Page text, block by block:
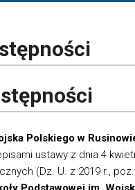
Polskiego w
ustawy z dnia 4
(Dz. U. z 2019 r.,